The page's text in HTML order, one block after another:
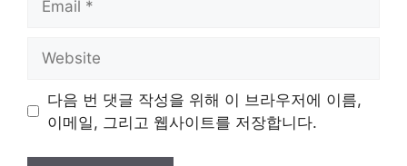
다음 번 댓글 작성을 위해 이 브라우저에 이름,
이메일, 그리고 웹사이트를 저장합니다.